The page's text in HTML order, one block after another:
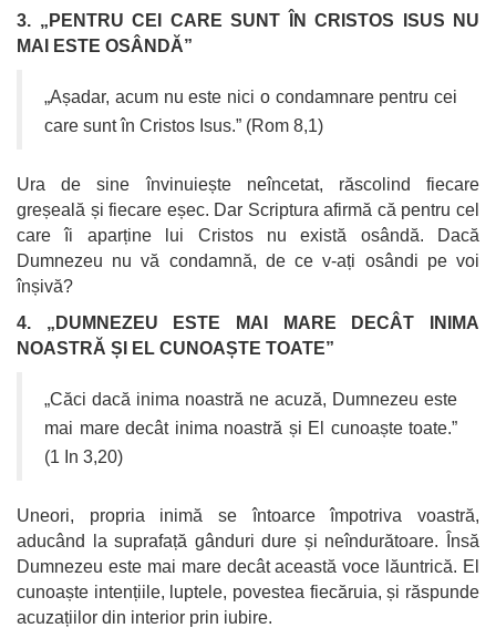
3. „PENTRU CEI CARE SUNT ÎN CRISTOS ISUS NU
MAI ESTE OSÂNDĂ”
„Așadar, acum nu este nici o condamnare pentru cei
care sunt în Cristos Isus.” (Rom 8,1)
Ura de sine învinuiește neîncetat, răscolind fiecare
greșeală și fiecare eșec. Dar Scriptura afirmă că pentru cel
care îi aparține lui Cristos nu există osândă. Dacă
Dumnezeu nu vă condamnă, de ce v-ați osândi pe voi
înșivă?
4. „DUMNEZEU ESTE MAI MARE DECÂT INIMA
NOASTRĂ ȘI EL CUNOAȘTE TOATE”
„Căci dacă inima noastră ne acuză, Dumnezeu este
mai mare decât inima noastră și El cunoaște toate.”
(1 In 3,20)
Uneori, propria inimă se întoarce împotriva voastră,
aducând la suprafață gânduri dure și neîndurătoare. Însă
Dumnezeu este mai mare decât această voce lăuntrică. El
cunoaște intențiile, luptele, povestea fiecăruia, și răspunde
acuzațiilor din interior prin iubire.